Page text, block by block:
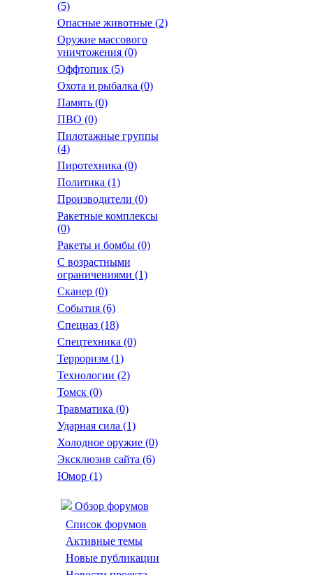
(5)
Опасные животные (2)
Оружие массового
уничтожения (0)
Оффтопик (5)
Охота и рыбалка (0)
Память (0)
ПВО (0)
Пилотажные группы
(4)
Пиротехника (0)
Политика (1)
Производители (0)
Ракетные комплексы
(0)
Ракеты и бомбы (0)
С возрастными
ограничениями (1)
Сканер (0)
События (6)
Спецназ (18)
Спецтехника (0)
Терроризм (1)
Технологии (2)
Томск (0)
Травматика (0)
Ударная сила (1)
Холодное оружие (0)
Эксклюзив сайта (6)
Юмор (1)
Обзор форумов
Список форумов
Активные темы
Новые публикации